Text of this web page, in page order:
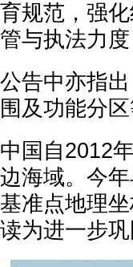
育规范，强
管与执法力
公告中亦指
围及功能分
中国自2012
边海域。今
基准点地理
读为进一步